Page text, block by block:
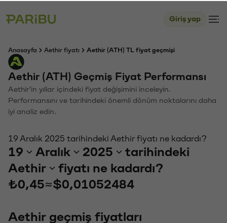
Giriş yap
Anasayfa Aethir fiyatı Aethir (ATH) TL fiyat geçmişi
Aethir (ATH) Geçmiş Fiyat Performansı
Aethir'in yıllar içindeki fiyat değişimini inceleyin.
Performansını ve tarihindeki önemli dönüm noktalarını daha
iyi analiz edin.
19 Aralık 2025 tarihindeki Aethir fiyatı ne kadardı?
19 Aralık 2025
tarihindeki
Aethir
fiyatı ne kadardı?
₺0,45≈$0,01052484
Aethir geçmiş fiyatları